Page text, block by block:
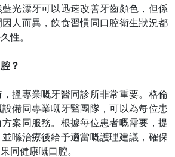
光漂牙可以迅速改善牙齒顏色，但係
人而異，飲食習慣同口腔衛生狀況都
性。
？
搵專業嘅牙醫同診所非常重要。格倫
備同專業嘅牙醫團隊，可以為每位患
案同服務。根據每位患者嘅需要，提
喺治療後給予適當嘅護理建議，確保
同健康嘅口腔。